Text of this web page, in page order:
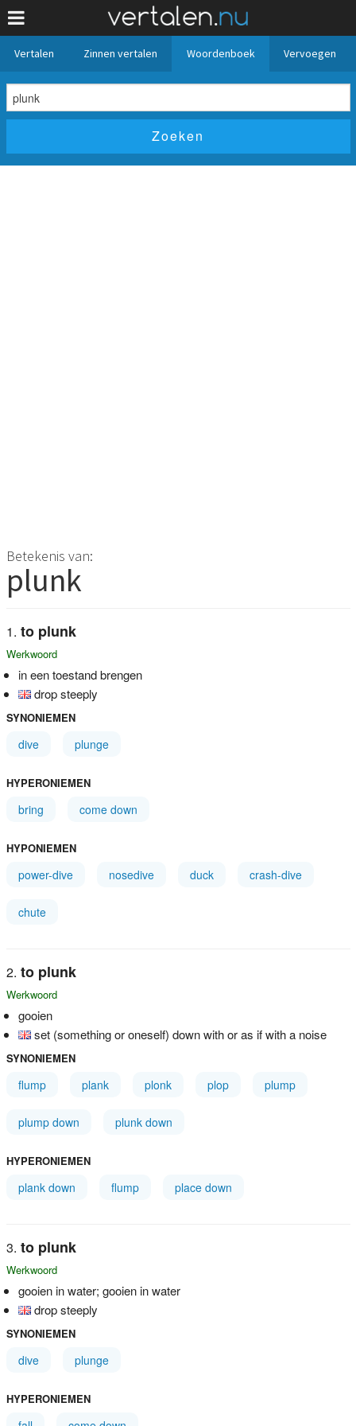
Vertalen Zinnen vertalen Woordenboek Vervoegen
Betekenis van:
plunk
to plunk
Werkwoord
in een toestand brengen
drop steeply
SYNONIEMEN
dive plunge
HYPERONIEMEN
bring come down
HYPONIEMEN
power-dive nosedive duck crash-dive
chute
to plunk
Werkwoord
gooien
set (something or oneself) down with or as if with a noise
SYNONIEMEN
flump plank plonk plop plump
plump down plunk down
HYPERONIEMEN
plank down flump place down
to plunk
Werkwoord
gooien in water; gooien in water
drop steeply
SYNONIEMEN
dive plunge
HYPERONIEMEN